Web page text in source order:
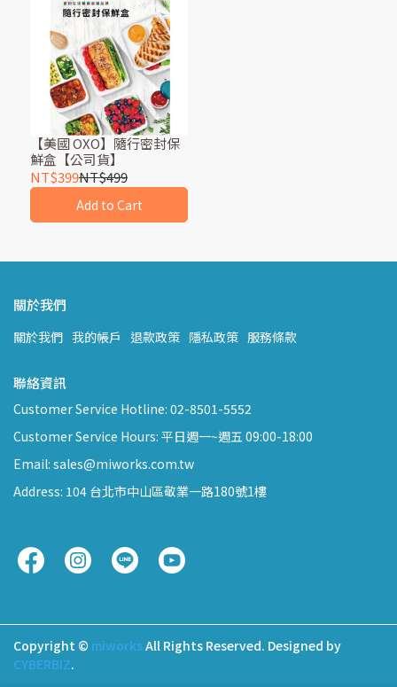
【美國 OXO】隨行密封保
鮮盒【公司貨】
NT$399NT$499
Add to Cart
關於我們
關於我們 我的帳戶 退款政策 隱私政策 服務條款
聯絡資訊
Customer Service Hotline: 02-8501-5552
Customer Service Hours: 平日週一~週五 09:00-18:00
Email: sales@miworks.com.tw
Address: 104 台北市中山區敬業一路180號1樓
Copyright © miworksAll Rights Reserved. Designed by
CYBERBIZ.